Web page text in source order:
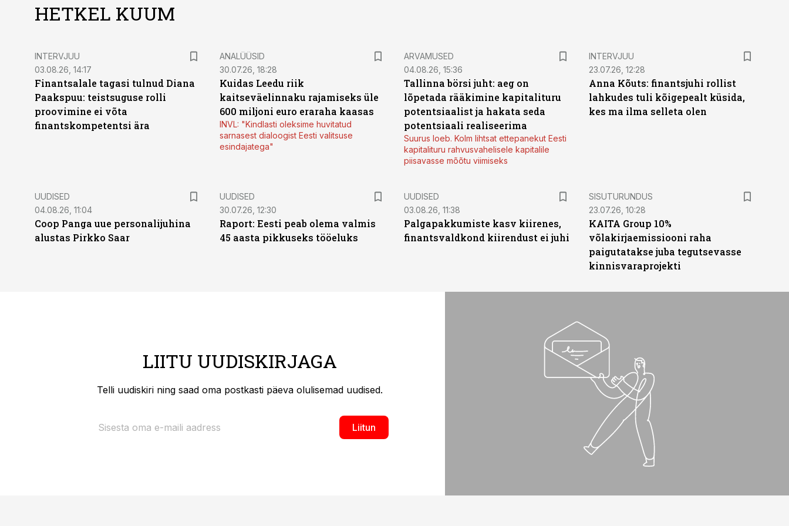
HETKEL KUUM
INTERVJUU
03.08.26, 14:17
Finantsalale tagasi tulnud Diana
Paakspuu: teistsuguse rolli
proovimine ei võta
finantskompetentsi ära
ANALÜÜSID
30.07.26, 18:28
Kuidas Leedu riik
kaitseväelinnaku rajamiseks üle
600 miljoni euro eraraha kaasas
INVL: "Kindlasti oleksime huvitatud
sarnasest dialoogist Eesti valitsuse
esindajatega"
ARVAMUSED
04.08.26, 15:36
Tallinna börsi juht: aeg on
lõpetada rääkimine kapitalituru
potentsiaalist ja hakata seda
potentsiaali realiseerima
Suurus loeb. Kolm lihtsat ettepanekut Eesti
kapitalituru rahvusvahelisele kapitalile
piisavasse mõõtu viimiseks
INTERVJUU
23.07.26, 12:28
Anna Kõuts: finantsjuhi rollist
lahkudes tuli kõigepealt küsida,
kes ma ilma selleta olen
UUDISED
04.08.26, 11:04
Coop Panga uue personalijuhina
alustas Pirkko Saar
UUDISED
30.07.26, 12:30
Raport: Eesti peab olema valmis
45 aasta pikkuseks tööeluks
UUDISED
03.08.26, 11:38
Palgapakkumiste kasv kiirenes,
finantsvaldkond kiirendust ei juhi
ST
SISUTURUNDUS
23.07.26, 10:28
KAITA Group 10%
võlakirjaemissiooni raha
paigutatakse juba tegutsevasse
kinnisvaraprojekti
LIITU UUDISKIRJAGA
Telli uudiskiri ning saad oma postkasti päeva olulisemad uudised.
Liitun